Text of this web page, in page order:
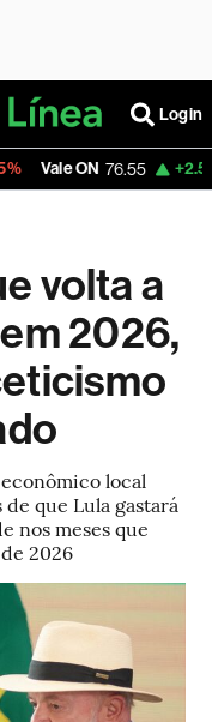
Login
76.55 +2.56% Itaú PN
volta a
2026,
local
que Lula gastará
nos meses que
2026